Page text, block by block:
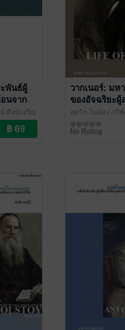
พันธ์ผู้
อนจาก
เป็น
Dead
ศิลป์เจริญ
วากเนอร์: มห
ของอัจฉริยะผู้
แห่งเสียงเพล
ลุดวิก โนห์ล / ภูริ
No Rating